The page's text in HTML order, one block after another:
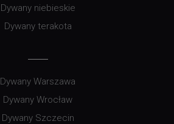
Dywany niebieskie
Dywany terakota
Dywany Warszawa
Dywany Wrocław
Dywany Szczecin